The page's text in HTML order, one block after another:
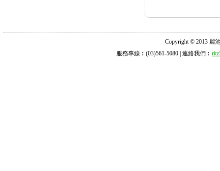
Copyright © 2013 麗
服務專線︰(03)561-5080 | 連絡我們︰